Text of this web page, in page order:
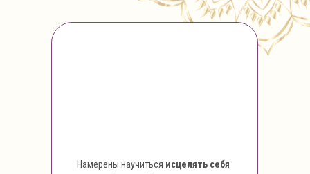
Намерены научиться исцелять себя